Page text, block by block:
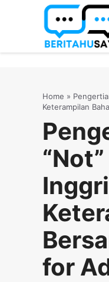
Langsung
Home »
Keterampilan
for